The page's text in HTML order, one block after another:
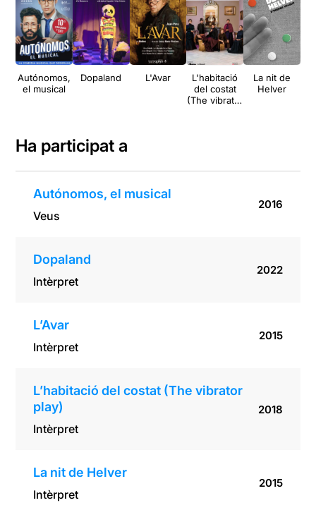
Autónomos,
el musical
Dopaland L'Avar
L'habitació
del costat
(The vibrator
La nit de
Helver
Ha participat a
Autónomos, el musical
Veus
2016
Dopaland
Intèrpret
2022
L’Avar
Intèrpret
2015
L’habitació del costat (The vibrator
play)
Intèrpret
2018
La nit de Helver
Intèrpret
2015